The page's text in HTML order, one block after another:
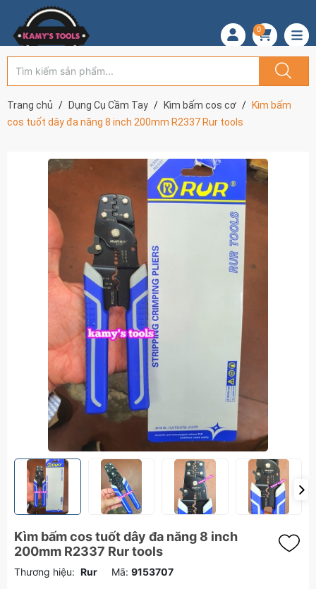
0
Trang chủ Dụng Cụ Cầm Tay Kìm bấm cos cơ
Kìm bấm
cos tuốt dây đa năng 8 inch 200mm R2337 Rur tools
Kìm bấm cos tuốt dây đa năng 8 inch
200mm R2337 Rur tools
Thương hiệu: Rur Mã: 9153707